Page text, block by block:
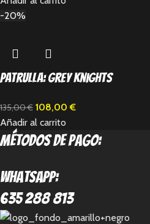
-20%
Patrulla: Grey Knights
135,00€ 108,00€
Añadir al carrito
métodos de pago:
Whatsapp:
635 288 813